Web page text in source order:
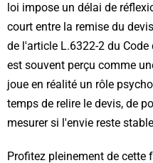
loi impose un délai de
court entre la remise du
de l'article L.6322-2 du
est souvent perçu comme
joue en réalité un rôle
temps de relire le devis, de
mesurer si l'envie reste
Profitez pleinement de cette